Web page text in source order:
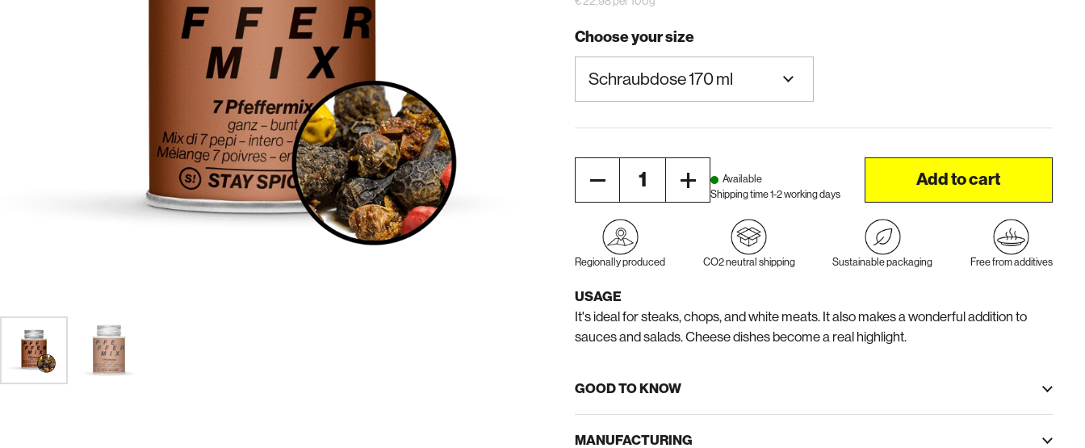
Choose your size
Available
Shipping time 1-2 working days
Add to cart
Regionally produced CO2 neutral shipping Sustainable packaging Free from additives
USAGE
It's ideal for steaks, chops, and white meats. It also makes a wonderful addition to
sauces and salads. Cheese dishes become a real highlight.
GOOD TO KNOW
MANUFACTURING